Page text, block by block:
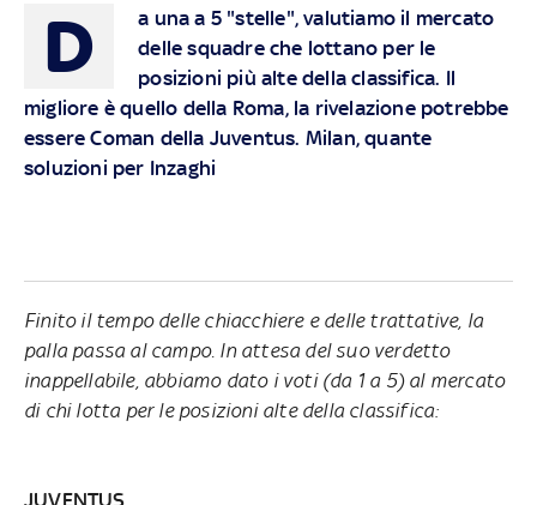
D
a una a 5 "stelle", valutiamo il mercato
delle squadre che lottano per le
posizioni più alte della classifica. Il
migliore è quello della Roma, la rivelazione potrebbe
essere Coman della Juventus. Milan, quante
soluzioni per Inzaghi
Finito il tempo delle chiacchiere e delle trattative, la
palla passa al campo. In attesa del suo verdetto
inappellabile, abbiamo dato i voti (da 1 a 5) al mercato
di chi lotta per le posizioni alte della classifica:
JUVENTUS